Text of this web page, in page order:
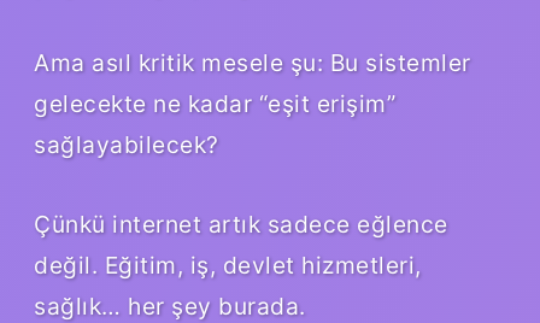
Ama asıl kritik mesele şu: Bu sistemler
gelecekte ne kadar “eşit erişim”
sağlayabilecek?
Çünkü internet artık sadece eğlence
değil. Eğitim, iş, devlet hizmetleri,
sağlık… her şey burada.